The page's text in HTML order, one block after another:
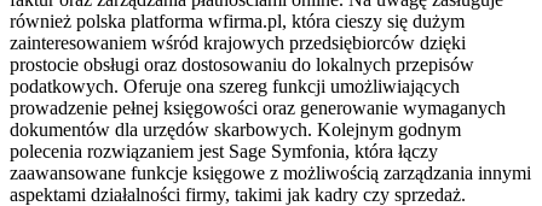
również polska platforma wfirma.pl, która cieszy się dużym
zainteresowaniem wśród krajowych przedsiębiorców dzięki
prostocie obsługi oraz dostosowaniu do lokalnych przepisów
podatkowych. Oferuje ona szereg funkcji umożliwiających
prowadzenie pełnej księgowości oraz generowanie wymaganych
dokumentów dla urzędów skarbowych. Kolejnym godnym
polecenia rozwiązaniem jest Sage Symfonia, która łączy
zaawansowane funkcje księgowe z możliwością zarządzania innymi
aspektami działalności firmy, takimi jak kadry czy sprzedaż.